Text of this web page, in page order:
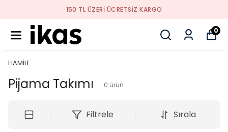
150 TL ÜZERI ÜCRETSIZ KARGO
0
HAMİLE
Pijama Takımı 0 ürün
Filtrele Sırala